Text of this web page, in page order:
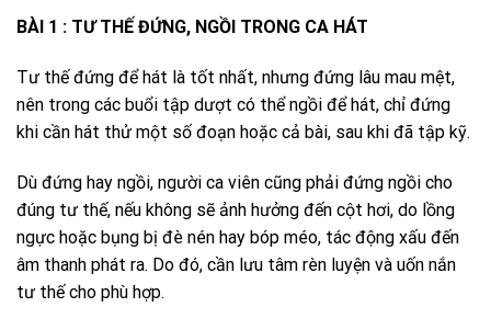
BÀI 1 : TƯ THẾ ĐỨNG, NGỒI TRONG CA HÁT​
Tư thế đứng để hát là tốt nhất, nhưng đứng lâu mau mệt,
nên trong các buổi tập dượt có thể ngồi để hát, chỉ đứng
khi cần hát thử một số đoạn hoặc cả bài, sau khi đã tập kỹ.
Dù đứng hay ngồi, người ca viên cũng phải đứng ngồi cho
đúng tư thế, nếu không sẽ ảnh hưởng đến cột hơi, do lồng
ngực hoặc bụng bị đè nén hay bóp méo, tác động xấu đến
âm thanh phát ra. Do đó, cần lưu tâm rèn luyện và uốn nắn
tư thế cho phù hợp.